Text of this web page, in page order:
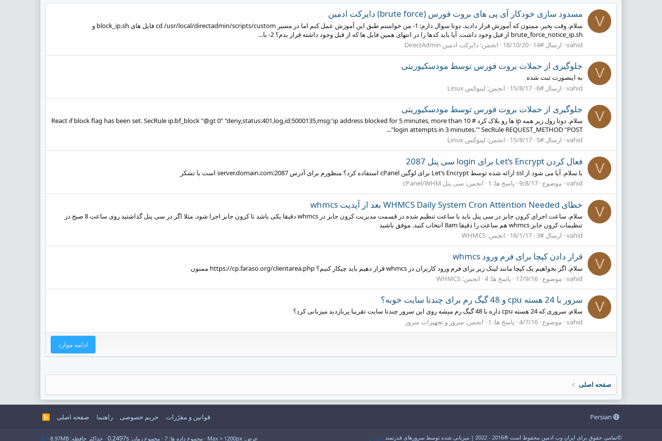
V مسدود سازی خودکار آی پی های بروت فورس (brute force) دایرکت ادمین
سلام. وقت بخیر. ممنون که آموزش قرار دادید. دوتا سوال دارم: 1- من خواستم طبق این آموزش عمل کنم اما در مسیر cd /usr/local/directadmin/scripts/custom فایل های block_ip.sh و
brute_force_notice_ip.sh از قبل وجود داشت. آیا باید کدها را در انتهای همین فایل ها که از قبل وجود داشته قرار بدم؟ 2- با...
vahid ارسال #14 18/10/20 انجمن: دایرکت ادمین DirectAdmin
V جلوگیری از حملات بروت فورس توسط مودسکیوریتی
به اینصورت ثبت شده
vahid ارسال #6 15/8/17 انجمن: لینوکس Linux
V جلوگیری از حملات بروت فورس توسط مودسکیوریتی
سلام. دوتا رول زیر همه ip ها رو بلاک کرد # React if block flag has been set. SecRule ip:bf_block "@gt 0" "deny,status:401,log,id:5000135,msg:'ip address blocked for 5 minutes, more than 10
login attempts in 3 minutes.'" SecRule REQUEST_METHOD "POST"...
vahid ارسال #5 15/8/17 انجمن: لینوکس Linux
V فعال کردن Let’s Encrypt برای login سی پنل 2087
با سلام. آیا می شود از ssl ارائه شده توسط Let’s Encrypt برای لوگین cPanel استفاده کرد؟ منظورم برای آدرس server.domain.com:2087 است با تشکر
vahid موضوع 9/8/17 پاسخ ها: 1 انجمن: سی پنل cPanel/WHM
V خطای WHMCS Daily System Cron Attention Needed بعد از آپدیت whmcs
سلام. ساعت اجرای کرون جابز در سی پنل باید با ساعت تنظیم شده در قسمت مدیریت کرون جابز در whmcs دقیقا یکی باشد تا کرون جابز اجرا شود. مثلا اگر در سی پنل گذاشتید روی ساعت 8 صبح در
تنظیمات کرون جابز whmcs هم ساعت را دقیقا 8am انتخاب کنید. موفق باشید
vahid ارسال #3 16/1/17 انجمن: WHMCS
V قرار دادن کپچا برای فرم ورود whmcs
سلام. اگر بخواهیم یک کپچا مانند لینک زیر برای فرم ورود کاربران در whmcs قرار دهیم باید چیکار کنیم؟ https://cp.faraso.org/clientarea.php ممنون
vahid موضوع 17/9/16 پاسخ ها: 4 انجمن: WHMCS
V سرور با 24 هسته cpu و 48 گیگ رم برای چندتا سایت خوبه؟
سلام. سروری که 24 هسته cpu داره با 48 گیگ رم میشه روی این سرور چندتا سایت تقریبا پربازدید میزبانی کرد؟
vahid موضوع 4/7/16 پاسخ ها: 1 انجمن: سرور و تجهیزات سرور
ادامه موارد
صفحه اصلی
قوانین و مقرّرات حریم خصوصی راهنما صفحه اصلی
R
©تمامی حقوق برای ایران وب ادمین محفوظ است ®2016 - 2022 | میزبانی شده توسط سرورهای قدرتمند فراسو عرض مجموع داده ها 7 مجموع زمان 0.2497s حداکثر حافظه 8.97MB